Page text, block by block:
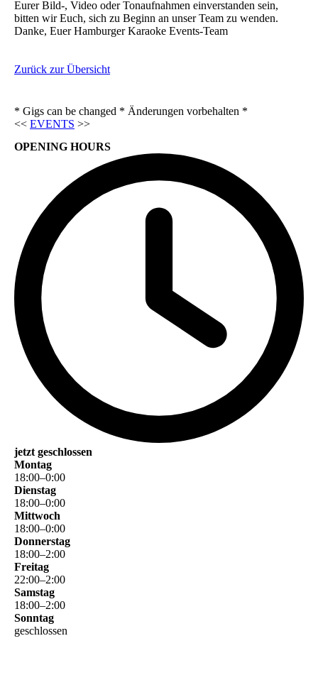
Eurer Bild-, Video oder Tonaufnahmen einverstanden sein,
bitten wir Euch, sich zu Beginn an unser Team zu wenden.
Danke, Euer Hamburger Karaoke Events-Team
Zurück zur Übersicht
* Gigs can be changed * Änderungen vorbehalten *
<< EVENTS >>
OPENING HOURS
jetzt geschlossen
Montag
18:00–0:00
Dienstag
18:00–0:00
Mittwoch
18:00–0:00
Donnerstag
18:00–2:00
Freitag
22:00–2:00
Samstag
18:00–2:00
Sonntag
geschlossen